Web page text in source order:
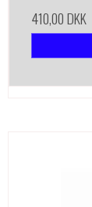
410,00 DKK